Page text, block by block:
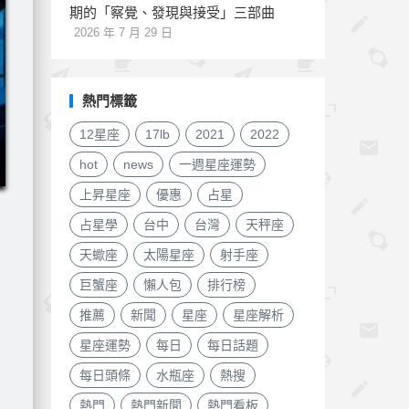
期的「察覺、發現與接受」三部曲
2026 年 7 月 29 日
熱門標籤
12星座 17lb 2021 2022
hot news 一週星座運勢
上昇星座 優惠 占星
占星學 台中 台灣 天秤座
天蠍座 太陽星座 射手座
巨蟹座 懶人包 排行榜
推薦 新聞 星座 星座解析
星座運勢 每日 每日話題
每日頭條 水瓶座 熱搜
熱門 熱門新聞 熱門看板